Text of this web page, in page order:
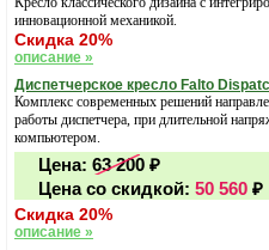
инновационной механикой.
Скидка 20%
описание »
Диспетчерское кресло Falto
Комплекс современных решений
работы диспетчера, при длительной
компьютером.
Цена: 63 200 ₽
Цена со скидкой: 50 560 ₽
Скидка 20%
описание »